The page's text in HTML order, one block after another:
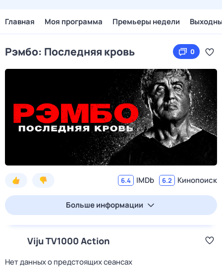
Главная Моя программа Премьеры недели
Рэмбо: Последняя кровь 0
6.4 IMDb 6.2 Кинопоиск
Больше информации
Viju TV1000 Action
Нет данных о предстоящих сеансах